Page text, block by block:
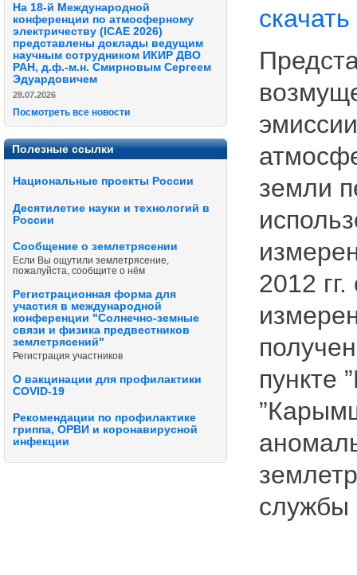
На 18-й Международной
конференции по атмосферному
электричеству (ICAE 2026)
представлены доклады ведущим
научным сотрудником ИКИР ДВО
РАН, д.ф.-м.н. Смирновым Сергеем
Эдуардовичем
28.07.2026
Посмотреть все новости
Полезные ссылки
Национальные проекты России
Десятилетие науки и технологий в
России
Сообщение о землетрясении
Если Вы ощутили землетрясение,
пожалуйста, сообщите о нём
Регистрационная форма для
участия в международной
конференции "Солнечно-земные
связи и физика предвестников
землетрясений"
Регистрация участников
О вакцинации для профилактики
COVID-19
Рекомендации по профилактике
гриппа, ОРВИ и коронавирусной
инфекции
скачать
земли
2012
пункте